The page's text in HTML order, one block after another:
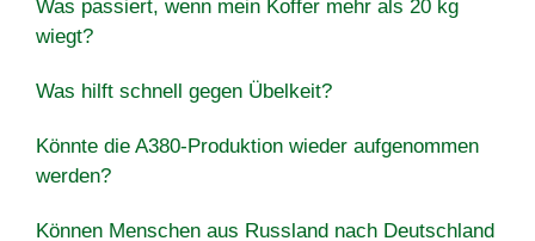
Was passiert, wenn mein Koffer mehr als 20 kg
wiegt?
Was hilft schnell gegen Übelkeit?
Könnte die A380-Produktion wieder aufgenommen
werden?
Können Menschen aus Russland nach Deutschland